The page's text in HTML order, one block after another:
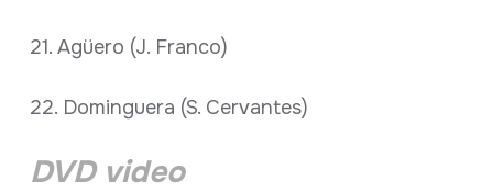
21. Agüero (J. Franco)
22. Dominguera (S. Cervantes)
DVD video